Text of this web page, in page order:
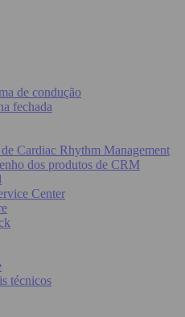
de condução
fechada
Cardiac Rhythm Management
dos produtos de CRM
Center
técnicos